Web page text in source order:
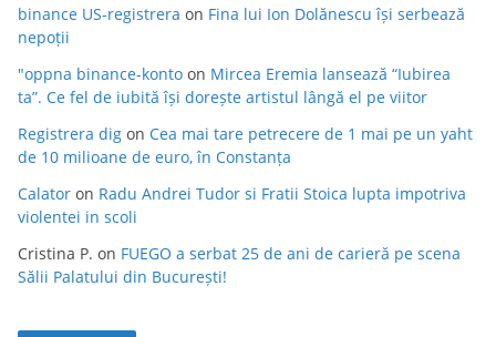
binance US-registrera on Fina lui Ion Dolănescu își serbează
nepoții
"oppna binance-konto on Mircea Eremia lansează “Iubirea
ta”. Ce fel de iubită își dorește artistul lângă el pe viitor
Registrera dig on Cea mai tare petrecere de 1 mai pe un yaht
de 10 milioane de euro, în Constanța
Calator on Radu Andrei Tudor si Fratii Stoica lupta impotriva
violentei in scoli
Cristina P. on FUEGO a serbat 25 de ani de carieră pe scena
Sălii Palatului din București!